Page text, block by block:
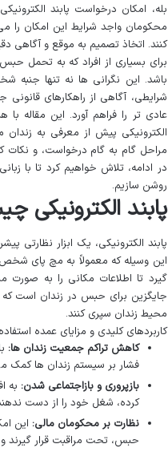
بله، امکان درخواست پابند
محکومان واجد شرایط این امکان را
کنند. اتخاذ تصمیم به موقع و آگاهی
برای بسیاری از افراد که به تحمل
باشد. این نگرانی ها نه تنها جنبه
شرایطی، آگاهی از راهکارهای قانونی
عادی تر را فراهم آورد. این مقاله
الکترونیکی پیش از معرفی به زندان
مراحل گام به گام درخواست، و نکات
در ادامه، تلاش خواهیم کرد تا با
روشن سازیم.
پابند الکترونیکی
پابند الکترونیکی، یک ابزار
گیرد تا اطلاعات مکانی را به صورت
جایگزین برای حبس در زندان است
محیط زندان سپری کنند.
کاربردهای کلیدی و مزایای عمده
کاهش تراکم جمعیت زندان ها:
فشار بر سیستم زندان ها کمک
بازپروری و بازاجتماعی شدن: به
کرده، شغل خود را از دست
نظارت بر محکومان مالی: این
حبس، تحت مراقبت قرار گیرند